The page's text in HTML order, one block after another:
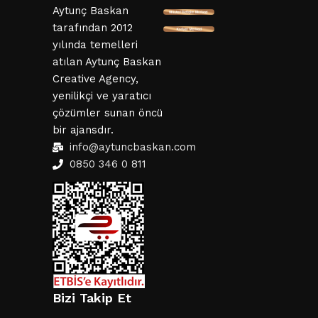
Aytunç Baskan
tarafından 2012
yılında temelleri
atılan Aytunç Baskan
Creative Agency,
yenilikçi ve yaratıcı
çözümler sunan öncü
bir ajansdır.
info@aytuncbaskan.com
0850 346 0 811
Bizi Takip Et